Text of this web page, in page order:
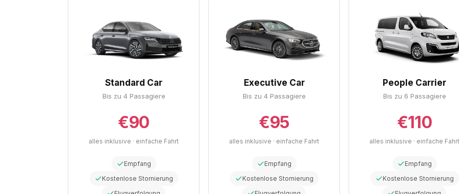
Standard Car
Bis zu 4 Passagiere
€90
alles inklusive · einfache Fahrt
Empfang
Kostenlose Stornierung
Executive Car
Bis zu 4 Passagiere
€95
alles inklusive · einfache Fahrt
Empfang
Kostenlose Stornierung
People Carrier
Bis zu 6 Passagiere
€110
alles inklusive · einfache Fahrt
Empfang
Kostenlose Stornierung